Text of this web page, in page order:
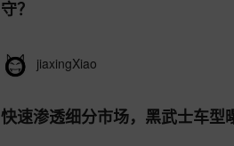
守？
jiaxingXiao
快速渗透细分市场，黑武士车